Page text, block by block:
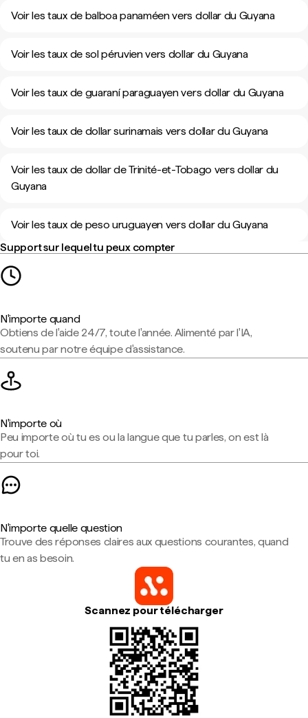
Voir les taux de balboa panaméen vers dollar du Guyana
Voir les taux de sol péruvien vers dollar du Guyana
Voir les taux de guaraní paraguayen vers dollar du Guyana
Voir les taux de dollar surinamais vers dollar du Guyana
Voir les taux de dollar de Trinité-et-Tobago vers dollar du
Guyana
Voir les taux de peso uruguayen vers dollar du Guyana
Support sur lequel tu peux compter
N'importe quand
Obtiens de l'aide 24/7, toute l'année. Alimenté par l'IA,
soutenu par notre équipe d'assistance.
N'importe où
Peu importe où tu es ou la langue que tu parles, on est là
pour toi.
N'importe quelle question
Trouve des réponses claires aux questions courantes, quand
tu en as besoin.
Scannez pour télécharger